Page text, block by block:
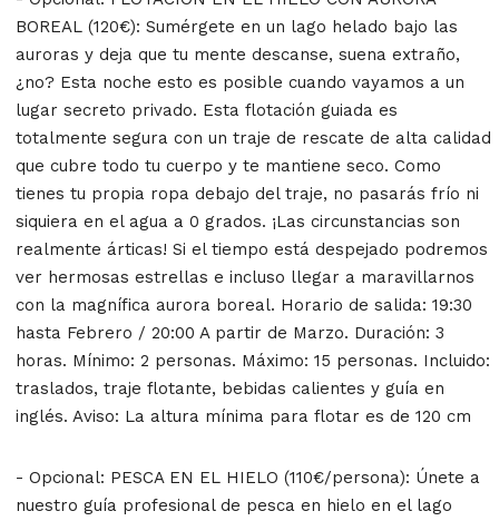
BOREAL (120€): Sumérgete en un lago helado bajo las
auroras y deja que tu mente descanse, suena extraño,
¿no? Esta noche esto es posible cuando vayamos a un
lugar secreto privado. Esta flotación guiada es
totalmente segura con un traje de rescate de alta calidad
que cubre todo tu cuerpo y te mantiene seco. Como
tienes tu propia ropa debajo del traje, no pasarás frío ni
siquiera en el agua a 0 grados. ¡Las circunstancias son
realmente árticas! Si el tiempo está despejado podremos
ver hermosas estrellas e incluso llegar a maravillarnos
con la magnífica aurora boreal. Horario de salida: 19:30
hasta Febrero / 20:00 A partir de Marzo. Duración: 3
horas. Mínimo: 2 personas. Máximo: 15 personas. Incluido:
traslados, traje flotante, bebidas calientes y guía en
inglés. Aviso: La altura mínima para flotar es de 120 cm
- Opcional: PESCA EN EL HIELO (110€/persona): Únete a
nuestro guía profesional de pesca en hielo en el lago